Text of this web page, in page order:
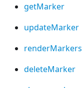
getMarker
updateMarker
renderMarkers
deleteMarker